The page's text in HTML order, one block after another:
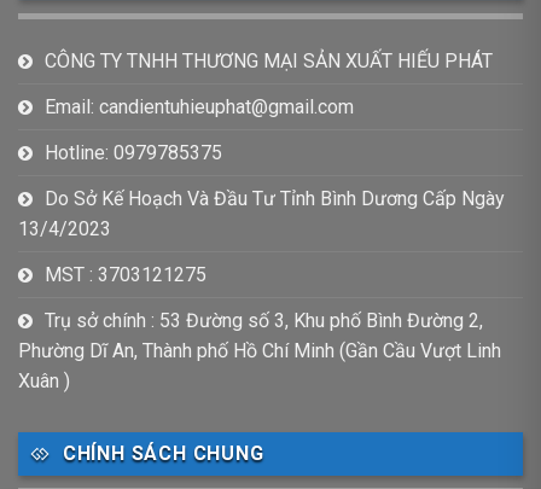
CÔNG TY TNHH THƯƠNG MẠI SẢN XUẤT HIẾU PHÁT
Email: candientuhieuphat@gmail.com
Hotline: 0979785375
Do Sở Kế Hoạch Và Đầu Tư Tỉnh Bình Dương Cấp Ngày
13/4/2023
MST : 3703121275
Trụ sở chính : 53 Đường số 3, Khu phố Bình Đường 2,
Phường Dĩ An, Thành phố Hồ Chí Minh (Gần Cầu Vượt Linh
Xuân )
CHÍNH SÁCH CHUNG